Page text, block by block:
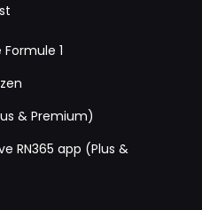
1
& Premium)
RN365 app (Plus &